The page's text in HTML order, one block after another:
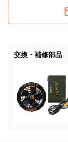
交換・補修部品